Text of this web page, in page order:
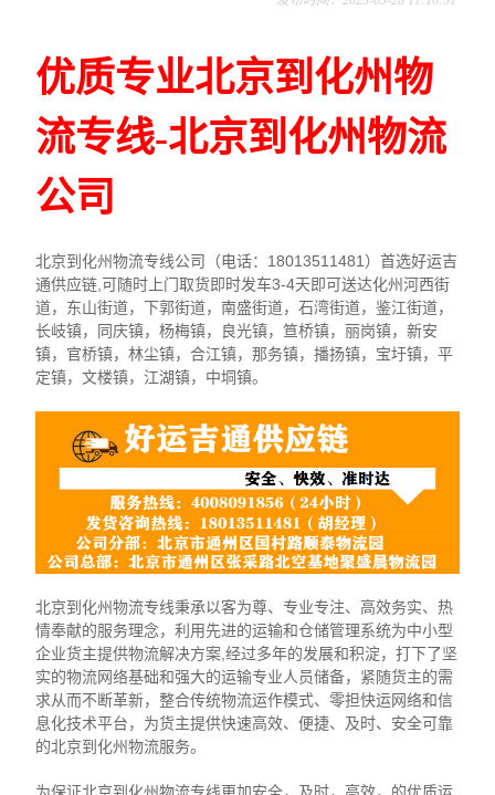
优质专业北京到化州物
流专线-北京到化州物流
公司
北京到化州物流专线公司（电话：18013511481）首选好运吉
通供应链,可随时上门取货即时发车3-4天即可送达化州河西街
道，东山街道，下郭街道，南盛街道，石湾街道，鉴江街道，
长岐镇，同庆镇，杨梅镇，良光镇，笪桥镇，丽岗镇，新安
镇，官桥镇，林尘镇，合江镇，那务镇，播扬镇，宝圩镇，平
定镇，文楼镇，江湖镇，中垌镇。
北京到化州物流专线秉承以客为尊、专业专注、高效务实、热
情奉献的服务理念，利用先进的运输和仓储管理系统为中小型
企业货主提供物流解决方案,经过多年的发展和积淀，打下了坚
实的物流网络基础和强大的运输专业人员储备，紧随货主的需
求从而不断革新，整合传统物流运作模式、零担快运网络和信
息化技术平台，为货主提供快速高效、便捷、及时、安全可靠
的北京到化州物流服务。